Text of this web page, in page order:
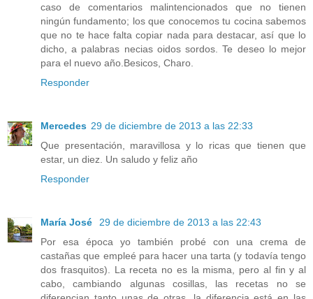
caso de comentarios malintencionados que no tienen
ningún fundamento; los que conocemos tu cocina sabemos
que no te hace falta copiar nada para destacar, así que lo
dicho, a palabras necias oidos sordos. Te deseo lo mejor
para el nuevo año.Besicos, Charo.
Responder
Mercedes 29 de diciembre de 2013 a las 22:33
Que presentación, maravillosa y lo ricas que tienen que
estar, un diez. Un saludo y feliz año
Responder
María José
29 de diciembre de 2013 a las 22:43
Por esa época yo también probé con una crema de
castañas que empleé para hacer una tarta (y todavía tengo
dos frasquitos). La receta no es la misma, pero al fin y al
cabo, cambiando algunas cosillas, las recetas no se